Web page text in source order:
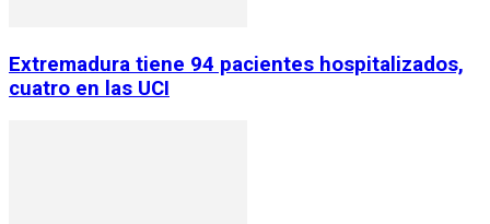
Extremadura tiene 94 pacientes hospitalizados,
cuatro en las UCI